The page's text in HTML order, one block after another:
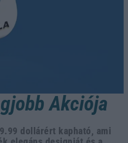
Akciója
dollárért kapható, ami